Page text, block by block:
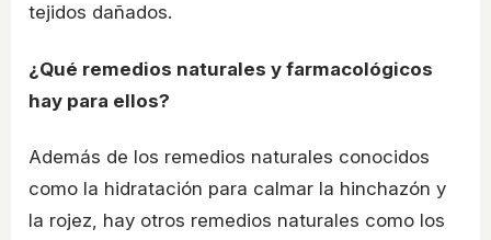
tejidos dañados.
¿Qué remedios naturales y farmacológicos
hay para ellos?
Además de los remedios naturales conocidos
como la hidratación para calmar la hinchazón y
la rojez, hay otros remedios naturales como los